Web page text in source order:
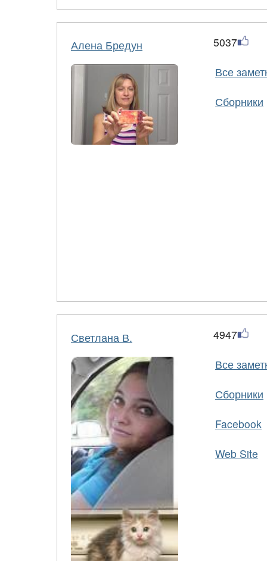
Алена Бредун
5037
Все
Сборники
Светлана В.
4947
Все
Сборники
Facebook
Web Site